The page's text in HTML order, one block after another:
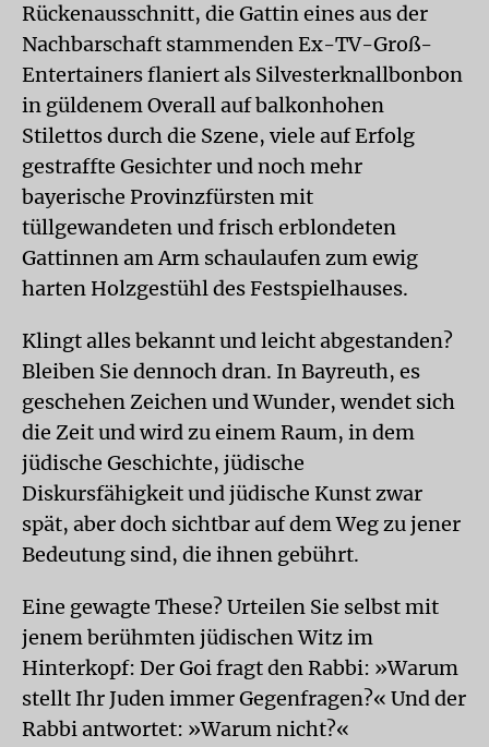
Rückenausschnitt, die Gattin eines aus der
Nachbarschaft stammenden Ex-TV-Groß-
Entertainers flaniert als Silvesterknallbonbon
in güldenem Overall auf balkonhohen
Stilettos durch die Szene, viele auf Erfolg
gestraffte Gesichter und noch mehr
bayerische Provinzfürsten mit
tüllgewandeten und frisch erblondeten
Gattinnen am Arm schaulaufen zum ewig
harten Holzgestühl des Festspielhauses.
Klingt alles bekannt und leicht abgestanden?
Bleiben Sie dennoch dran. In Bayreuth, es
geschehen Zeichen und Wunder, wendet sich
die Zeit und wird zu einem Raum, in dem
jüdische Geschichte, jüdische
Diskursfähigkeit und jüdische Kunst zwar
spät, aber doch sichtbar auf dem Weg zu jener
Bedeutung sind, die ihnen gebührt.
Eine gewagte These? Urteilen Sie selbst mit
jenem berühmten jüdischen Witz im
Hinterkopf: Der Goi fragt den Rabbi: »Warum
stellt Ihr Juden immer Gegenfragen?« Und der
Rabbi antwortet: »Warum nicht?«